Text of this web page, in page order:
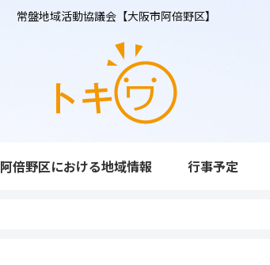
常盤地域活動協議会【大阪市阿倍野区】
阿倍野区における地域情報 行事予定